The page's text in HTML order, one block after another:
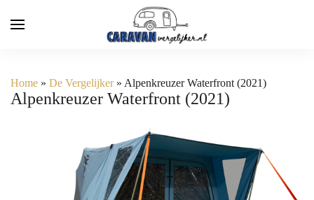
Home » De Vergelijker» Alpenkreuzer Waterfront (2021)
Alpenkreuzer Waterfront (2021)